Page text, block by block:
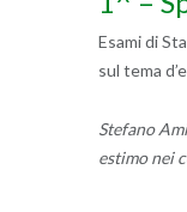
Esami di
sul tema
Stefano
estimo nei